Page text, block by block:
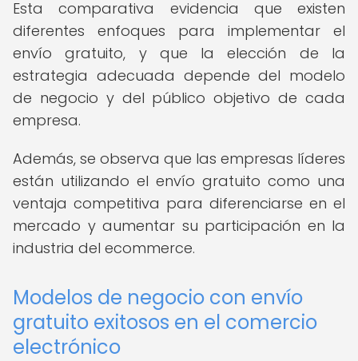
Esta comparativa evidencia que existen
diferentes enfoques para implementar el
envío gratuito, y que la elección de la
estrategia adecuada depende del modelo
de negocio y del público objetivo de cada
empresa.
Además, se observa que las empresas líderes
están utilizando el envío gratuito como una
ventaja competitiva para diferenciarse en el
mercado y aumentar su participación en la
industria del ecommerce.
Modelos de negocio con envío
gratuito exitosos en el comercio
electrónico